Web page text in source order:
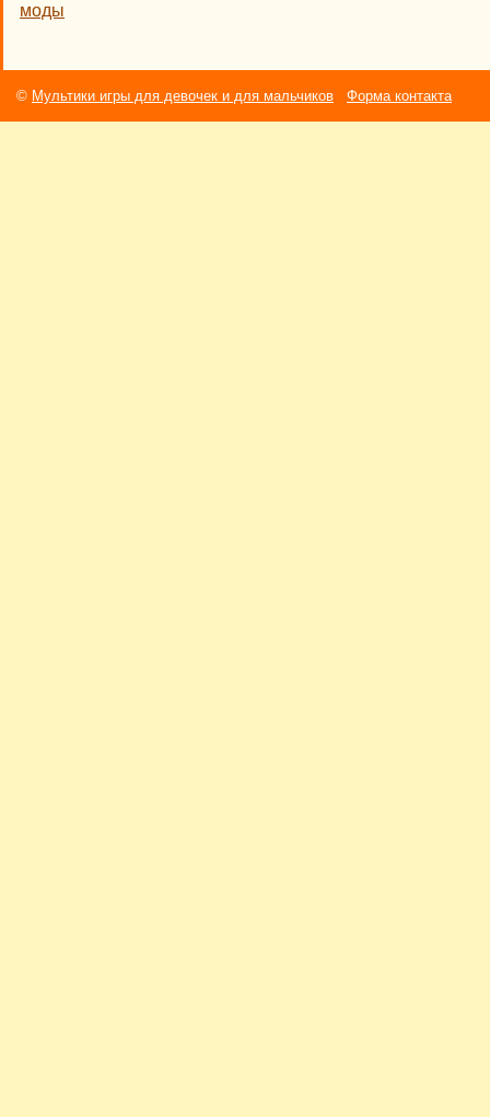
моды
© Мультики игры для девочек и для мальчиков Форма контакта